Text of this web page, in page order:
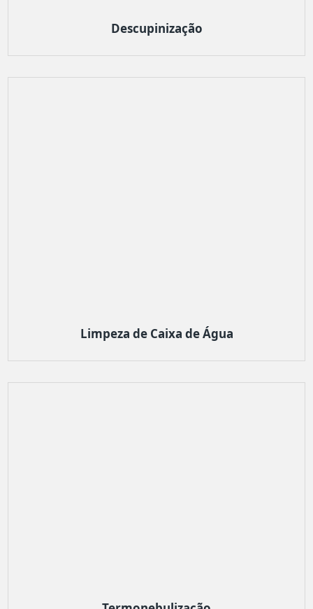
Descupinização
Limpeza de Caixa de Água